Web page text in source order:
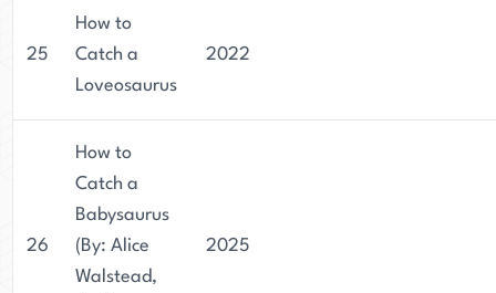
25
How to
Catch a
Loveosaurus
2022
26
How to
Catch a
Babysaurus
(By: Alice
Walstead,
2025